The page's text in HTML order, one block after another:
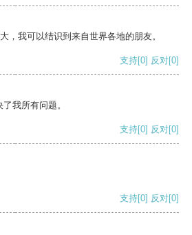
，我可以结识到来自世界各地的朋友。
支持[0] 反对[0]
我所有问题。
支持[0] 反对[0]
支持[0] 反对[0]